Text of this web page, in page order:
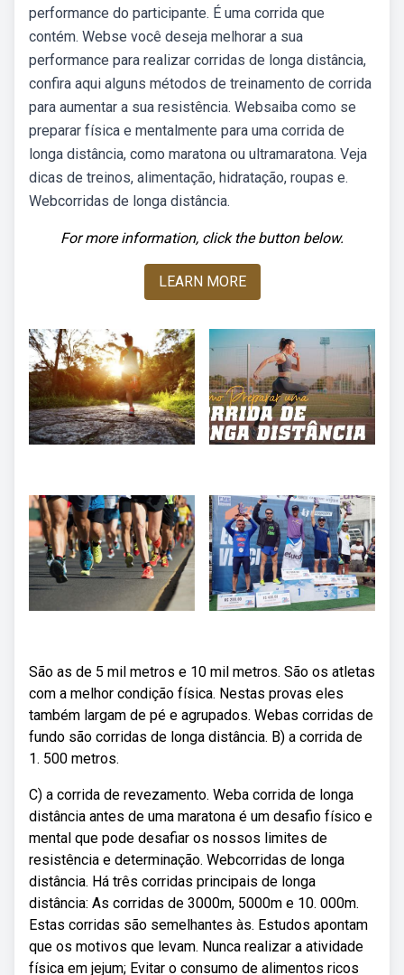
performance do participante. É uma corrida que
contém. Webse você deseja melhorar a sua
performance para realizar corridas de longa distância,
confira aqui alguns métodos de treinamento de corrida
para aumentar a sua resistência. Websaiba como se
preparar física e mentalmente para uma corrida de
longa distância, como maratona ou ultramaratona. Veja
dicas de treinos, alimentação, hidratação, roupas e.
Webcorridas de longa distância.
For more information, click the button below.
LEARN MORE
São as de 5 mil metros e 10 mil metros. São os atletas
com a melhor condição física. Nestas provas eles
também largam de pé e agrupados. Webas corridas de
fundo são corridas de longa distância. B) a corrida de
1. 500 metros.
C) a corrida de revezamento. Weba corrida de longa
distância antes de uma maratona é um desafio físico e
mental que pode desafiar os nossos limites de
resistência e determinação. Webcorridas de longa
distância. Há três corridas principais de longa
distância: As corridas de 3000m, 5000m e 10. 000m.
Estas corridas são semelhantes às. Estudos apontam
que os motivos que levam. Nunca realizar a atividade
física em jejum; Evitar o consumo de alimentos ricos